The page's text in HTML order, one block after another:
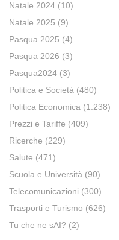
Natale 2024 (10)
Natale 2025 (9)
Pasqua 2025 (4)
Pasqua 2026 (3)
Pasqua2024 (3)
Politica e Società (480)
Politica Economica (1.238)
Prezzi e Tariffe (409)
Ricerche (229)
Salute (471)
Scuola e Università (90)
Telecomunicazioni (300)
Trasporti e Turismo (626)
Tu che ne sAI? (2)